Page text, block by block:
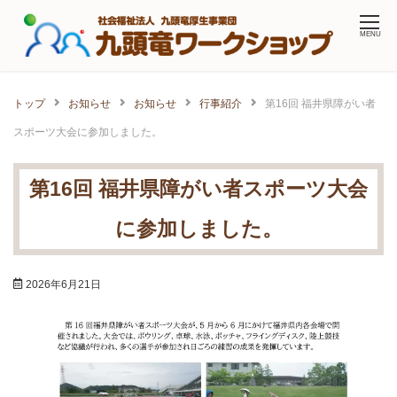
Skip
MENU
トップ お知らせ お知らせ 行事紹介 第16回 福井県障がい者
スポーツ大会に参加しました。
第16回 福井県障がい者スポーツ大会
に参加しました。
2026年6月21日